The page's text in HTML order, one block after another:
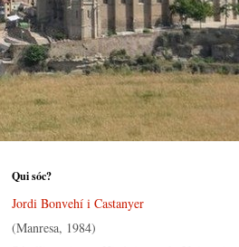
Qui sóc?
Jordi Bonvehí i Castanyer
(Manresa, 1984)